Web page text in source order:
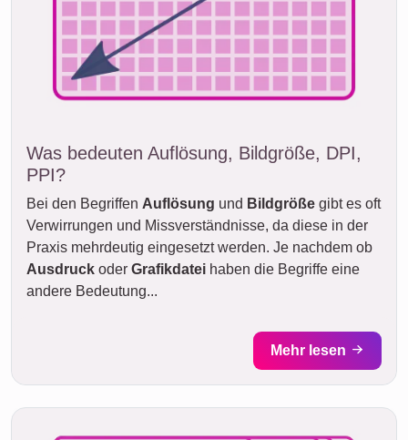
Was bedeuten Auflösung, Bildgröße, DPI,
PPI?
Bei den Begriffen Auflösung und Bildgröße gibt es oft
Verwirrungen und Missverständnisse, da diese in der
Praxis mehrdeutig eingesetzt werden. Je nachdem ob
Ausdruck oder Grafikdatei haben die Begriffe eine
andere Bedeutung...
Mehr lesen